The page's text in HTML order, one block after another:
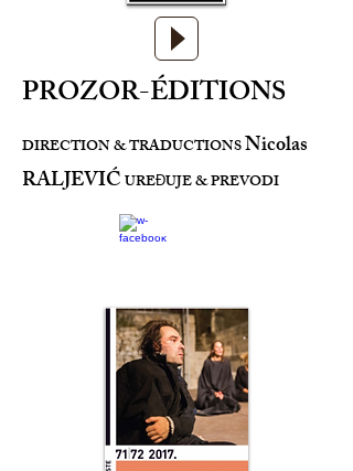
PROZOR-ÉDITIONS
DIRECTION & TRADUCTIONSNicolas
RALJEVIĆUREĐUJE & PREVODI